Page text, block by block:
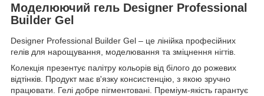
Моделюючий гель Designer Professional
Builder Gel
Designer Professional Builder Gel – це лінійка професійних
гелів для нарощування, моделювання та зміцнення нігтів.
Колекція презентує палітру кольорів від білого до рожевих
відтінків. Продукт має в'язку консистенцію, з якою зручно
працювати. Гелі добре пігментовані. Преміум-якість гарантує